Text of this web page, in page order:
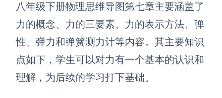
八年级下册物理思维导图第七章主要涵盖了
力的概念、力的三要素、力的表示方法、弹
性、弹力和弹簧测力计等内容。 其主要知识
点如下 ，学生可以对力有一个基本的认识和
理解，为后续的学习打下基础。